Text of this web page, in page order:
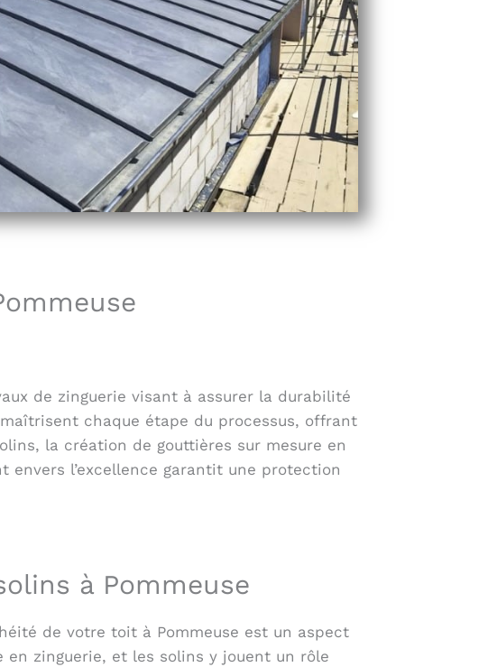
de zinguerie visant à assurer la durabilité
chaque étape du processus, offrant
la création de gouttières sur mesure en
envers l’excellence garantit une protection
à Pommeuse
de votre toit à Pommeuse est un aspect
zinguerie, et les solins y jouent un rôle